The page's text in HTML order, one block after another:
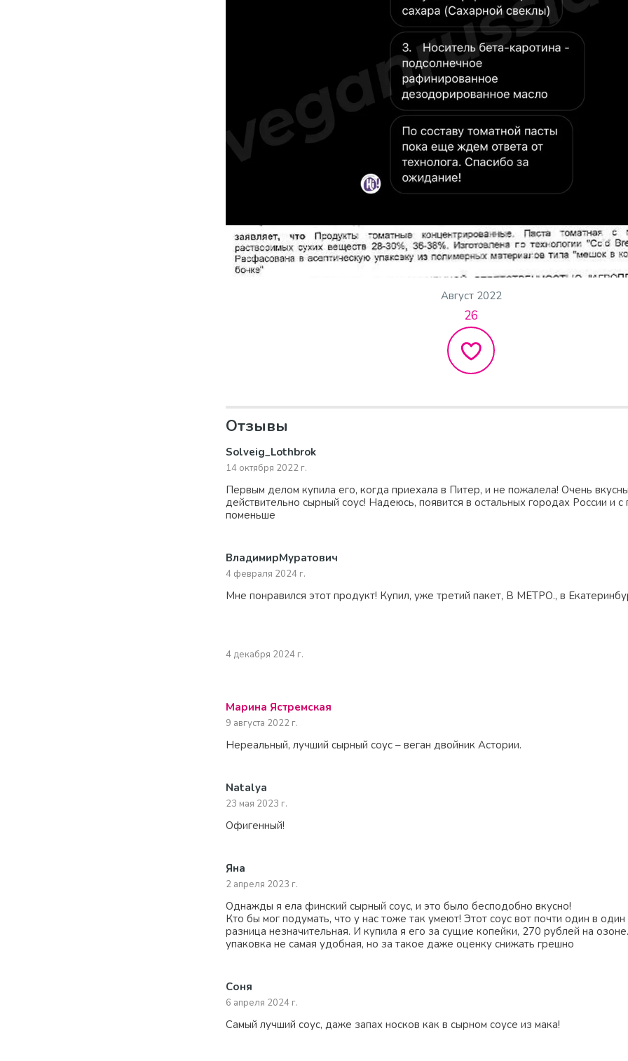
Август 2022
26
Отзывы
Solveig_Lothbrok
14 октября 2022 г.
Первым делом купила его, когда приехала в Питер, и не пожалела! Очень
действительно сырный соус! Надеюсь, появится в остальных городах России и с
поменьше
ВладимирМуратович
4 февраля 2024 г.
4 декабря 2024 г.
Марина Ястремская
9 августа 2022 г.
Нереальный, лучший сырный соус – веган двойник Астории.
Natalya
23 мая 2023 г.
Офигенный!
Яна
2 апреля 2023 г.
Однажды я ела финский сырный соус, и это было бесподобно вкусно!
Кто бы мог подумать, что у нас тоже так умеют! Этот соус вот почти один в
разница незначительная. И купила я его за сущие копейки, 270 рублей на
упаковка не самая удобная, но за такое даже оценку снижать грешно
Соня
6 апреля 2024 г.
Самый лучший соус, даже запах носков как в сырном соусе из мака!